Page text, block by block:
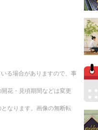
る場合がありますので、事
花・見頃期間などは変更
なります。画像の無断転